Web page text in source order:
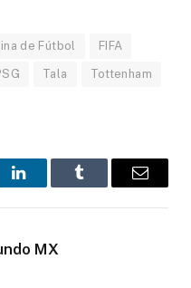
de Fútbol FIFA
Tala Tottenham
LinkedInTumblr
Correo
MX